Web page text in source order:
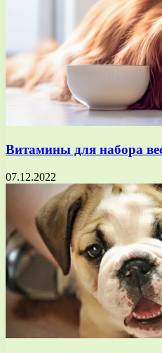
Витамины для набора
07.12.2022